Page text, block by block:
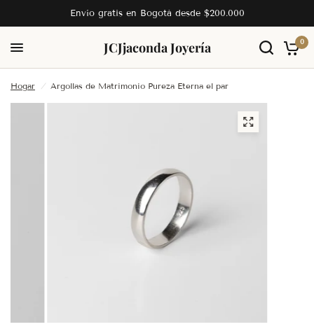
Envío gratis en Bogotá desde $200.000
JCJjaconda Joyería 0
Hogar / Argollas de Matrimonio Pureza Eterna el par